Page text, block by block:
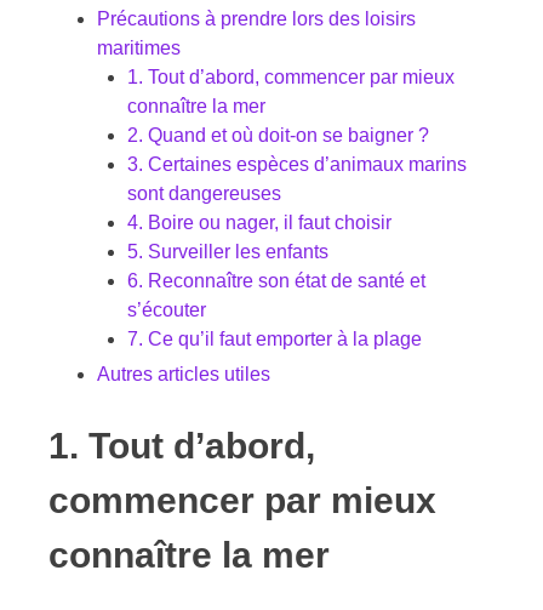
Précautions à prendre lors des loisirs
maritimes
1. Tout d’abord, commencer par mieux
connaître la mer
2. Quand et où doit-on se baigner ?
3. Certaines espèces d’animaux marins
sont dangereuses
4. Boire ou nager, il faut choisir
5. Surveiller les enfants
6. Reconnaître son état de santé et
s’écouter
7. Ce qu’il faut emporter à la plage
Autres articles utiles
1. Tout d’abord,
commencer par mieux
connaître la mer